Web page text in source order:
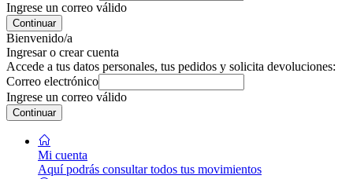
Ingrese un correo válido
Continuar
Bienvenido/a
Ingresar o crear cuenta
Accede a tus datos personales, tus pedidos y solicita devoluciones:
Correo electrónico
Ingrese un correo válido
Continuar
Mi cuenta
Aquí podrás consultar todos tus movimientos